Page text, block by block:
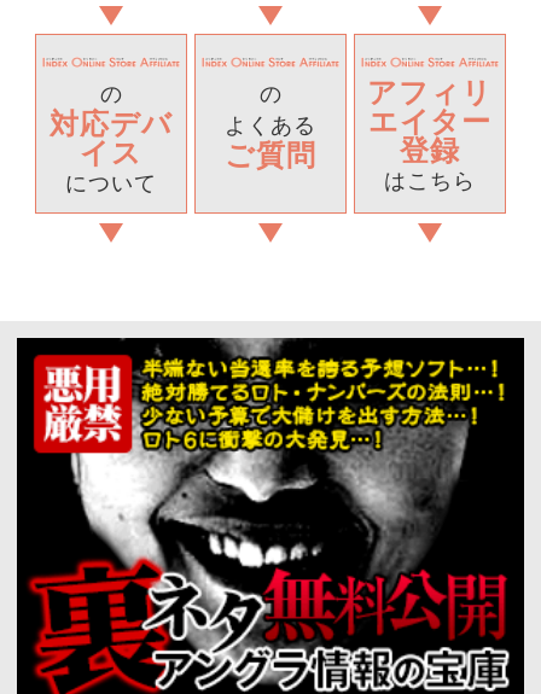
の
対応デバ
イス
について
の
よくある
ご質問
アフィリ
エイター
登録
はこちら